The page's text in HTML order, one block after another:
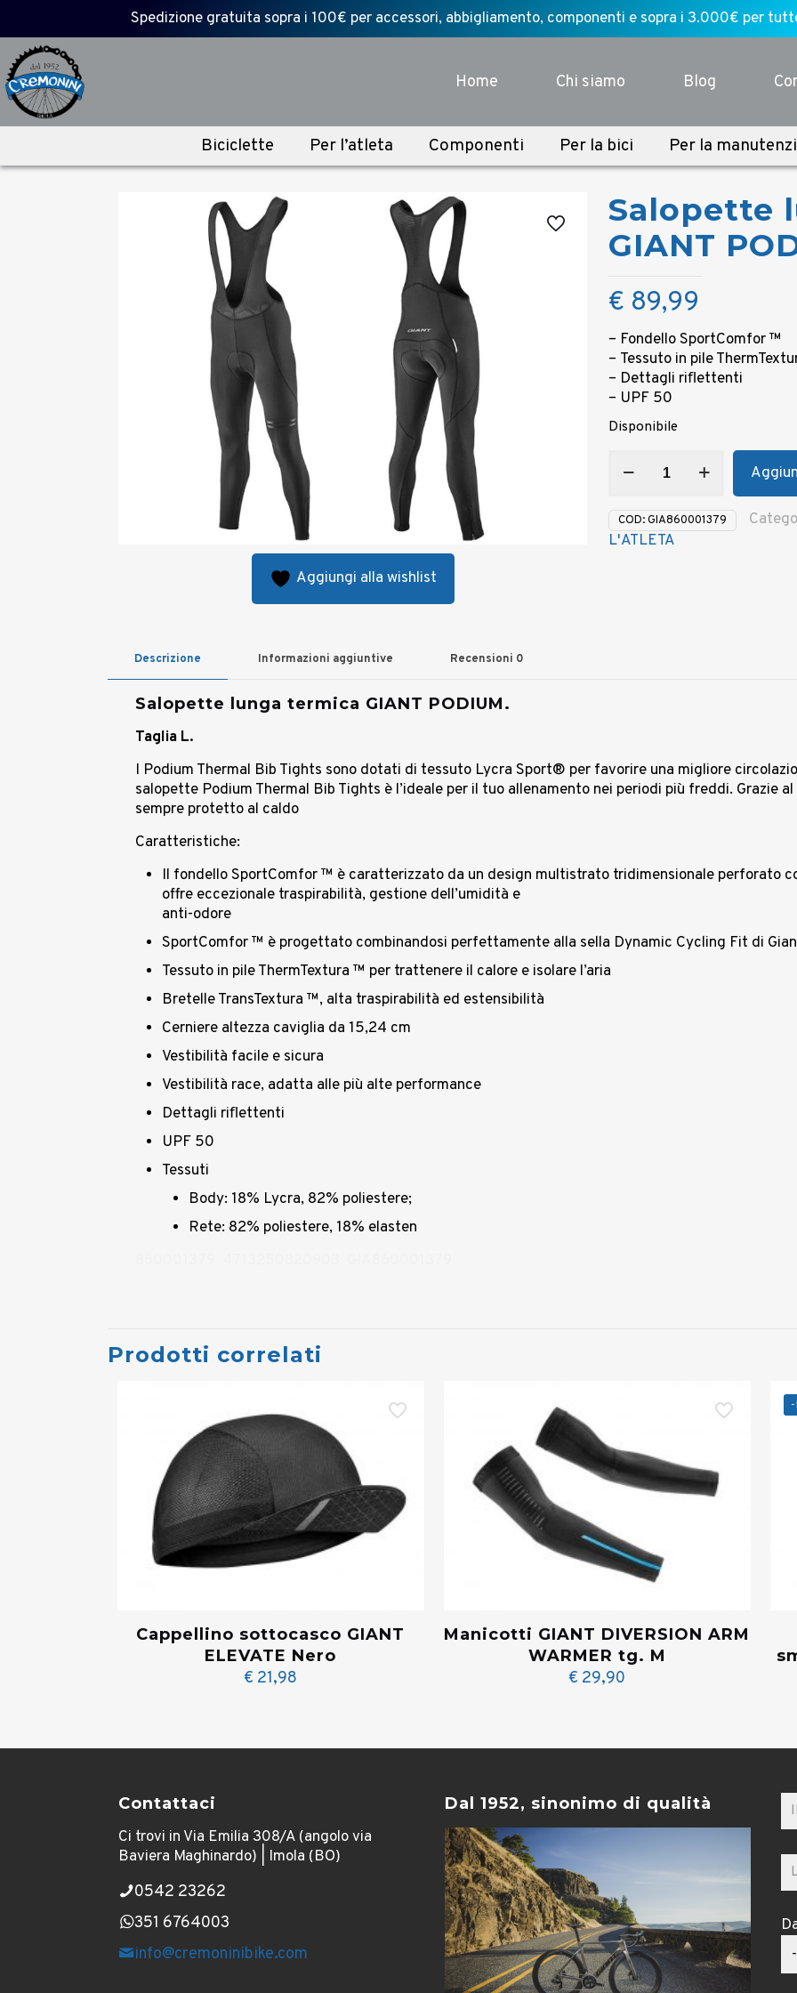
Spedizione gratuita sopra i 100€ per accessori, abbigliamento, componenti e sopra i 3.000€ per
Home Chi siamo Blog
Biciclette Per l’atleta Componenti Per la bici Per la
Aggiungi alla wishlist
Salopette
GIANT
€ 89,99
– Fondello SportComfor ™
– Tessuto in pile
– Dettagli riﬂettenti
– UPF 50
Disponibile
lunga
GIANT
PODIUM
COD:GIA860001379
L'ATLETA
Descrizione Informazioni aggiuntive Recensioni 0
Salopette lunga termica GIANT PODIUM.
Taglia L.
I Podium Thermal Bib Tights sono dotati di tessuto Lycra Sport® per favorire una migliore
salopette Podium Thermal Bib Tights è l’ideale per il tuo allenamento nei periodi più freddi. Grazie
sempre protetto al caldo
Caratteristiche:
Il fondello SportComfor ™ è caratterizzato da un design multistrato tridimensionale perforato
offre eccezionale traspirabilità, gestione dell’umidità e
anti-odore
SportComfor ™ è progettato combinandosi perfettamente alla sella Dynamic Cycling Fit di
Tessuto in pile ThermTextura ™ per trattenere il calore e isolare l’aria
Bretelle TransTextura ™, alta traspirabilità ed estensibilità
Cerniere altezza caviglia da 15,24 cm
Vestibilità facile e sicura
Vestibilità race, adatta alle più alte performance
Dettagli riﬂettenti
UPF 50
Tessuti
Body: 18% Lycra, 82% poliestere;
Rete: 82% poliestere, 18% elasten
Prodotti correlati
Cappellino sottocasco GIANT
ELEVATE Nero
€ 21,98
Manicotti GIANT DIVERSION ARM
WARMER tg. M
€ 29,90
Contattaci
Ci trovi in Via Emilia 308/A (angolo via
Baviera Maghinardo) | Imola (BO)
0542 23262
351 6764003
info@cremoninibike.com
Dal 1952, sinonimo di qualità